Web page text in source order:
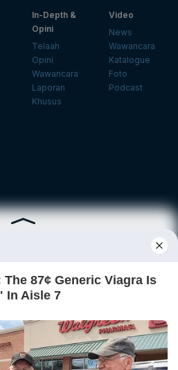
In-Depth &
Opini
Telaah
Opini
Wawancara
Laporan
Khusus
Video
News
Wawancara
Katalogue
Foto
Podcast
Daftar